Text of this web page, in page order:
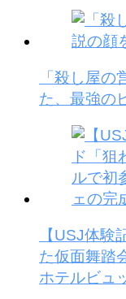
「殺し屋
た、最強の
【USJ体
た仮面舞踏
ホテルビュ